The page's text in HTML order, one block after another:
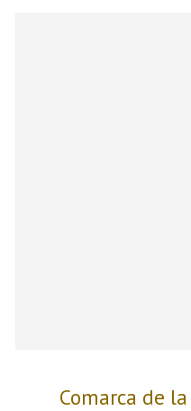
Comarca de